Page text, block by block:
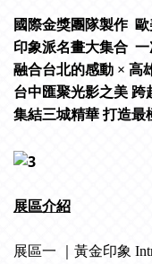
國際金獎團隊製作
印象派名畫大集合
融合台北的感動 × 高
台中匯聚光影之美 跨
集結三城精華 打造最
展區介紹
展區一 ｜黃金印象